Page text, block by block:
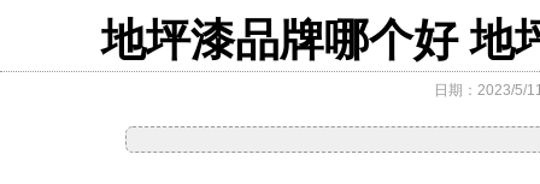
地坪漆品牌哪个好 地
日期：2023/5/